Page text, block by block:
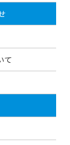
て